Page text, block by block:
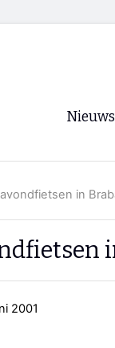
Nieuws
in
2001